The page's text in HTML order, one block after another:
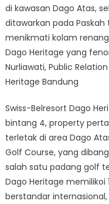
di kawasan Dago Atas,
ditawarkan pada
menikmati kolam
Dago Heritage yang
Nurliawati, Public
Heritage Bandung
Swiss-Belresort Dago
bintang 4, property
terletak di area Dago
Golf Course, yang
salah satu padang golf
Dago Heritage memilikoi
berstandar